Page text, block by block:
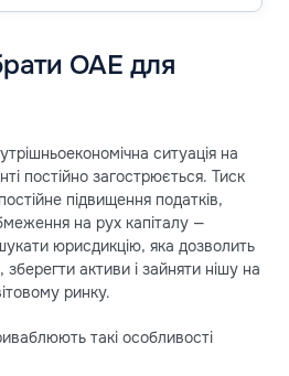
ОАЕ для
ситуація на
постійно загострюється. Тиск
підвищення податків,
на рух капіталу —
юрисдикцію, яка дозволить
активи і зайняти нішу на
ринку.
такі особливості